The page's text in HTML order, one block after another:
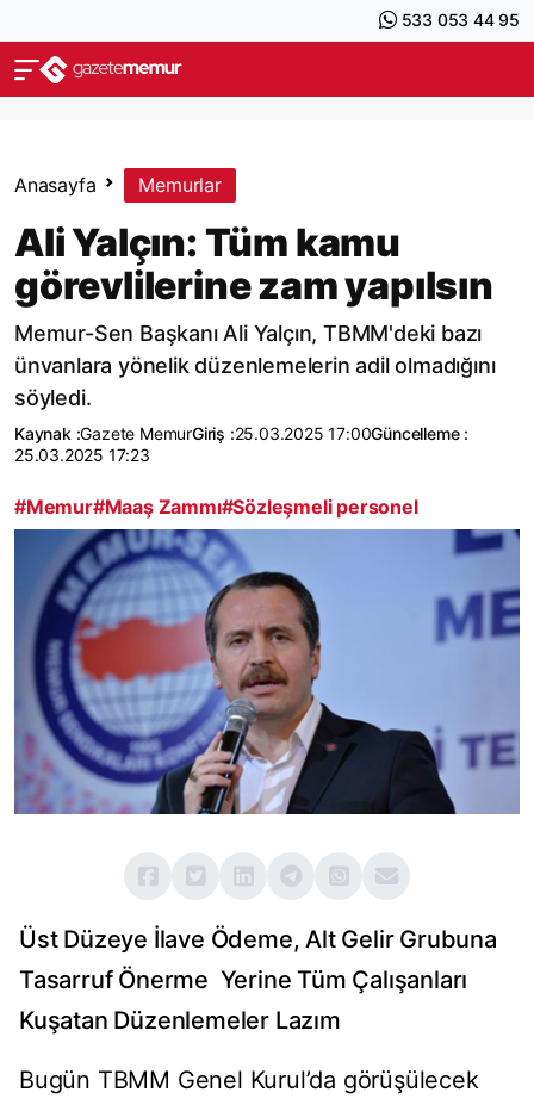
533 053 44 95
Anasayfa Memurlar
Ali Yalçın: Tüm kamu
görevlilerine zam yapılsın
Memur-Sen Başkanı Ali Yalçın, TBMM'deki bazı
ünvanlara yönelik düzenlemelerin adil olmadığını
söyledi.
Kaynak :Gazete MemurGiriş :25.03.2025 17:00Güncelleme :
25.03.2025 17:23
#Memur#Maaş Zammı#Sözleşmeli personel
Üst Düzeye İlave Ödeme, Alt Gelir Grubuna
Tasarruf Önerme Yerine Tüm Çalışanları
Kuşatan Düzenlemeler Lazım
Bugün TBMM Genel Kurul’da görüşülecek